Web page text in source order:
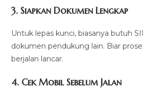
3. Siapkan Dokumen Lengkap
Untuk lepas kunci, biasanya butuh
dokumen pendukung lain. Biar
berjalan lancar.
4. Cek Mobil Sebelum Jalan